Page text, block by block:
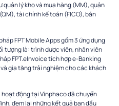
quản lý kho và mua hàng (MM), quản
tài chính kế toán (FICO), bán
FPT Mobile Apps gồm 3 ứng dụng
tượng là: trình dược viên, nhân viên
FPT.eInvoice tích hợp e-Banking
gia tăng trải nghiệm cho các khách
động tại Vinphaco đã chuyển
đem lại những kết quả ban đầu